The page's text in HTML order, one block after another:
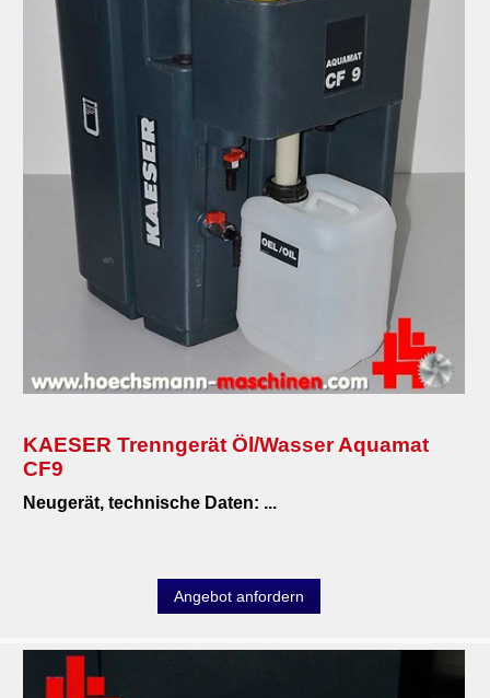
KAESER Trenngerät Öl/Wasser Aquamat
CF9
Neugerät, technische Daten: ...
Angebot anfordern